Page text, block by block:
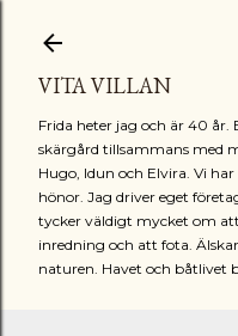
VITA VILLAN
Frida heter jag och är 40 år.
skärgård tillsammans med
Hugo, Idun och Elvira. Vi
hönor. Jag driver eget
tycker väldigt mycket om att
inredning och att fota.
naturen. Havet och båtlivet